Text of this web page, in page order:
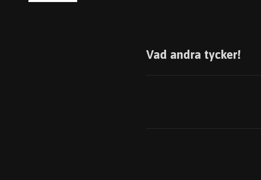
Vad andra tycker!